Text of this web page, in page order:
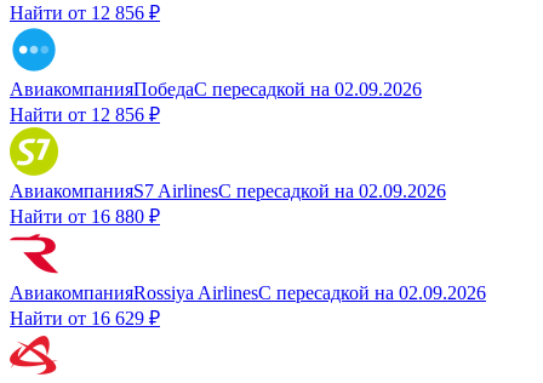
Найти от 12 856 ₽
АвиакомпанияПобедаС пересадкой на 02.09.2026
Найти от 12 856 ₽
АвиакомпанияS7 AirlinesС пересадкой на 02.09.2026
Найти от 16 880 ₽
АвиакомпанияRossiya AirlinesС пересадкой на 02.09.2026
Найти от 16 629 ₽